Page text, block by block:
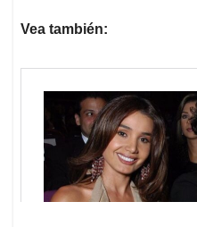
Vea también: